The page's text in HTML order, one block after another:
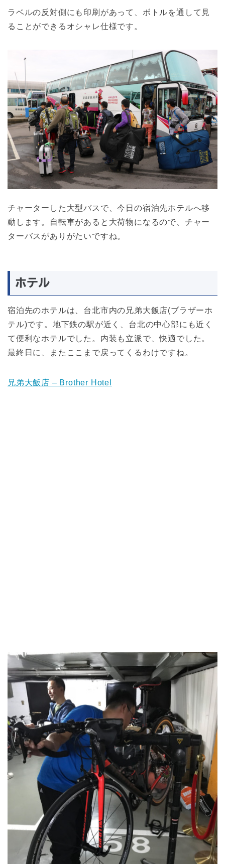
ラベルの反対側にも印刷があって、ボトルを通して見
ることができるオシャレ仕様です。
チャーターした大型バスで、今日の宿泊先ホテルへ移
動します。自転車があると大荷物になるので、チャー
ターバスがありがたいですね。
ホテル
宿泊先のホテルは、台北市内の兄弟大飯店(ブラザーホ
テル)です。地下鉄の駅が近く、台北の中心部にも近く
て便利なホテルでした。内装も立派で、快適でした。
最終日に、またここまで戻ってくるわけですね。
兄弟大飯店 – Brother Hotel